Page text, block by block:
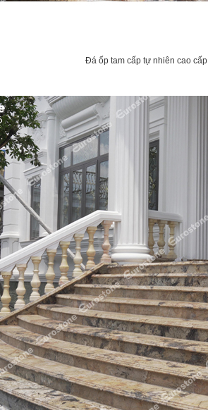
Đá ốp tam cấp tự nhiên cao cấp